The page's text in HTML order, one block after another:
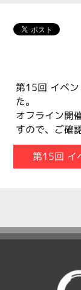
第15回 イベ
た。
オフライン開
すので、ご確
第15回 イ